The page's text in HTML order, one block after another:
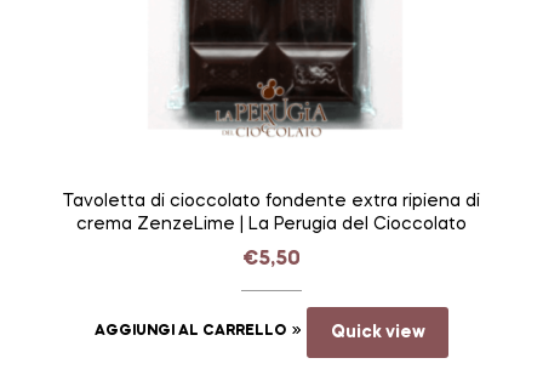
Tavoletta di cioccolato fondente extra ripiena di
crema ZenzeLime | La Perugia del Cioccolato
€5,50
AGGIUNGI AL CARRELLO Quick view